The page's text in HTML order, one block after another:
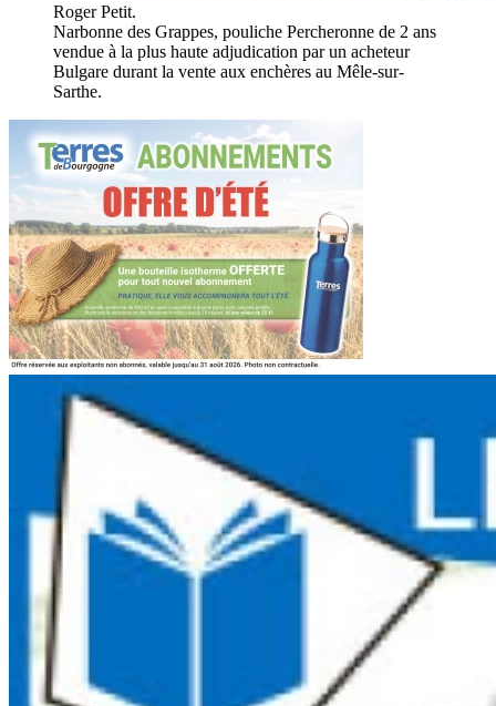
Roger Petit.
Narbonne des Grappes, pouliche Percheronne de 2 ans
vendue à la plus haute adjudication par un acheteur
Bulgare durant la vente aux enchères au Mêle-sur-
Sarthe.